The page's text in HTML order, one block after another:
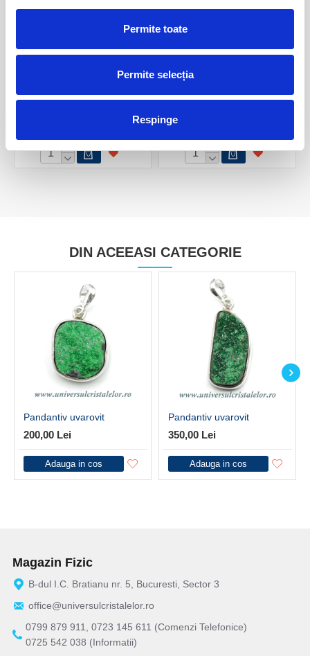
Permite toate
Permite selecția
Respinge
DIN ACEEASI CATEGORIE
Pandantiv uvarovit
200,00 Lei
Adauga in cos
Pandantiv uvarovit
350,00 Lei
Adauga in cos
Magazin Fizic
B-dul I.C. Bratianu nr. 5, Bucuresti, Sector 3
office@universulcristalelor.ro
0799 879 911, 0723 145 611 (Comenzi Telefonice)
0725 542 038 (Informatii)